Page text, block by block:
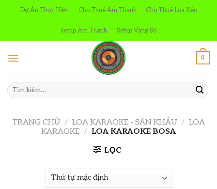
Dự Án Thực Hiện Cho Thuê Âm Thanh Cho Thuê Loa Kéo
Setup Âm Thanh Setup Vang Số
0
Tìm
kiếm:
TRANG CHỦ / LOA KARAOKE - SÂN KHẤU / LOA
KARAOKE / LOA KARAOKE BOSA
LỌC